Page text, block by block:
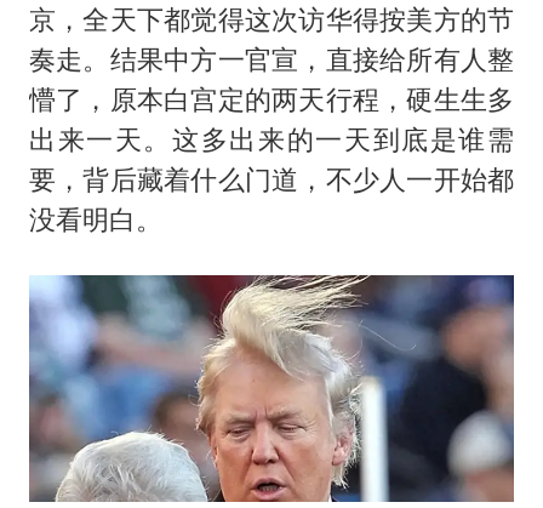
京，全天下都觉得这次访华得按美方的节
奏走。结果中方一官宣，直接给所有人整
懵了，原本白宫定的两天行程，硬生生多
出来一天。这多出来的一天到底是谁需
要，背后藏着什么门道，不少人一开始都
没看明白。